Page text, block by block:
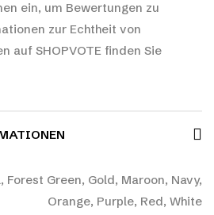
ein, um Bewertungen zu
zur Echtheit von
auf SHOPVOTE finden Sie
Forest Green, Gold, Maroon, Navy,
Orange, Purple, Red, White